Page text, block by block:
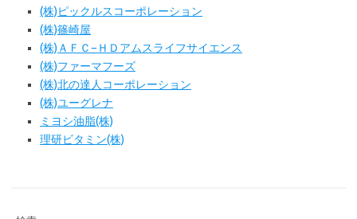
(株)ピックルスコーポレーション
(株)篠崎屋
(株)ＡＦＣ−ＨＤアムスライフサイエンス
(株)ファーマフーズ
(株)北の達人コーポレーション
(株)ユーグレナ
ミヨシ油脂(株)
理研ビタミン(株)